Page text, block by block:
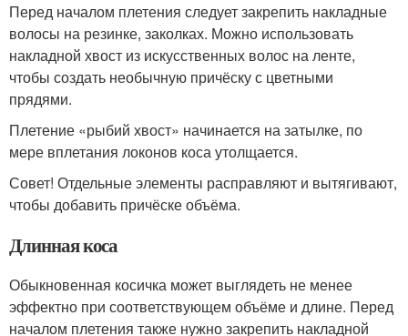
Перед началом плетения следует закрепить накладные
волосы на резинке, заколках. Можно использовать
накладной хвост из искусственных волос на ленте,
чтобы создать необычную причёску с цветными
прядями.
Плетение «рыбий хвост» начинается на затылке, по
мере вплетания локонов коса утолщается.
Совет! Отдельные элементы расправляют и вытягивают,
чтобы добавить причёске объёма.
Длинная коса
Обыкновенная косичка может выглядеть не менее
эффектно при соответствующем объёме и длине. Перед
началом плетения также нужно закрепить накладной